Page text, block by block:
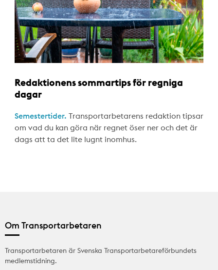
Redaktionens sommartips för regniga
dagar
Semestertider. Transportarbetarens redaktion tipsar
om vad du kan göra när regnet öser ner och det är
dags att ta det lite lugnt inomhus.
Om Transportarbetaren
Transportarbetaren är Svenska Transportarbetareförbundets
medlemstidning.